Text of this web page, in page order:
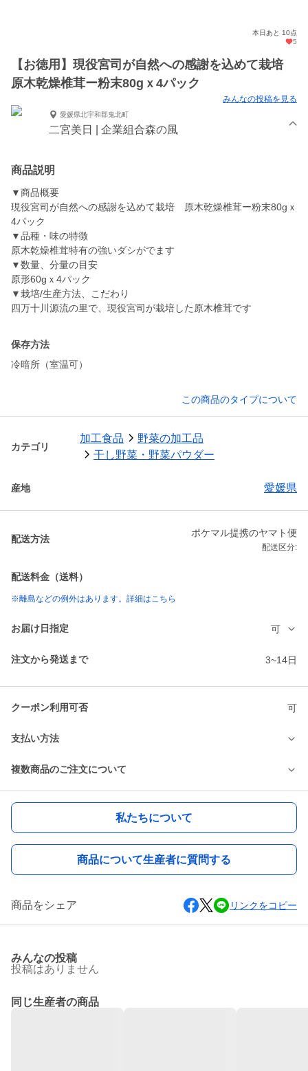
本日あと 10点
5
【お徳用】現役宮司が自然への感謝を込めて栽培
原木乾燥椎茸ー粉末80gｘ4パック
みんなの投稿を見る
愛媛県北宇和郡鬼北町
二宮美日 | 企業組合森の風
商品説明
▼商品概要
現役宮司が自然への感謝を込めて栽培 原木乾燥椎茸ー粉末80gｘ
4パック
▼品種・味の特徴
原木乾燥椎茸特有の強いダシがでます
▼数量、分量の目安
原形60gｘ4パック
▼栽培/生産方法、こだわり
四万十川源流の里で、現役宮司が栽培した原木椎茸です
保存方法
冷暗所（室温可）
この商品のタイプについて
カテゴリ
加工食品
野菜の加工品
干し野菜・野菜パウダー
産地 愛媛県
配送方法
ポケマル提携のヤマト便
配送区分:
配送料金（送料）
※離島などの例外はあります。詳細はこちら
お届け日指定 可
注文から発送まで 3~14日
クーポン利用可否 可
支払い方法
複数商品のご注文について
私たちについて
商品について生産者に質問する
商品をシェア リンクをコピー
みんなの投稿
投稿はありません
同じ生産者の商品